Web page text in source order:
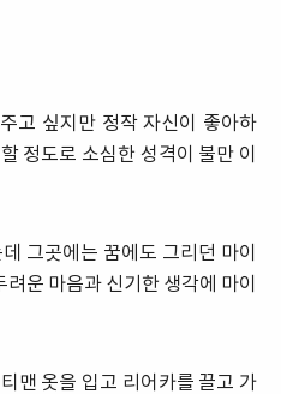
고 싶지만 정작 자신이 좋아하
정도로 소심한 성격이 불만 이
그곳에는 꿈에도 그리던 마이
운 마음과 신기한 생각에 마이
맨 옷을 입고 리어카를 끌고 가